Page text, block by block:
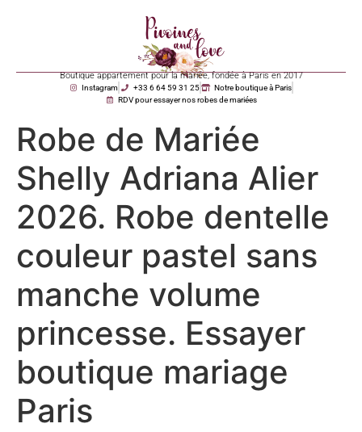
Boutique appartement pour la mariée, fondée à Paris en 2017
Instagram +33 6 64 59 31 25
Notre boutique à Paris
RDV pour essayer nos robes de mariées
Robe de Mariée
Shelly Adriana Alier
2026. Robe dentelle
couleur pastel sans
manche volume
princesse. Essayer
boutique mariage
Paris